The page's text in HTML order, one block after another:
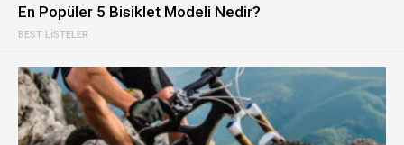
BEST LISTELER
En Popüler 5 Bisiklet Modeli Nedir?